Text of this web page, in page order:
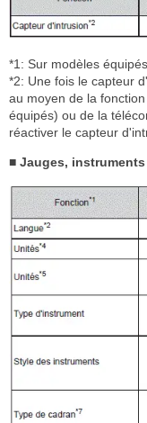
*1: Sur modèles équipés
*2: Une fois le capteur
au moyen de la
équipés) ou de la
réactiver le capteur
■ Jauges,